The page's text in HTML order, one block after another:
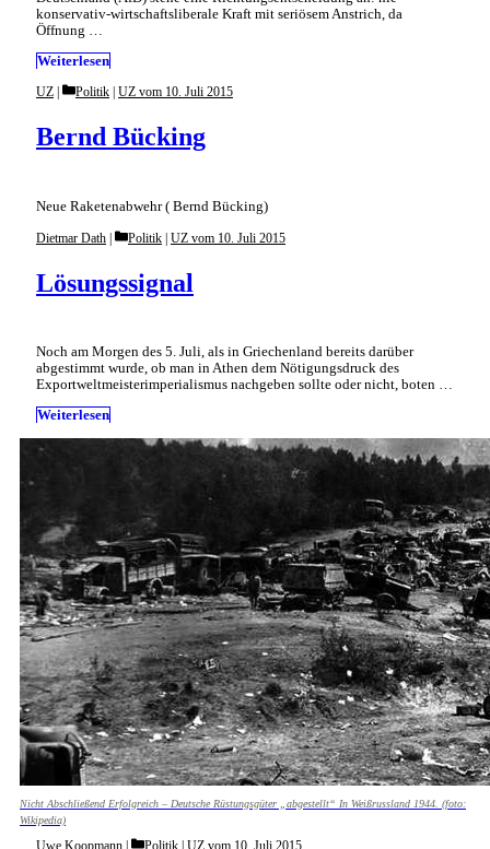
konservativ-wirtschaftsliberale Kraft mit seriösem Anstrich, da
Öffnung …
Weiterlesen
Bernd Bücking
UZ Categories
Politik UZ vom 10. Juli 2015
Neue Raketenabwehr ( Bernd Bücking)
Lösungssignal
Dietmar Dath Categories
Politik | UZ vom 10. Juli 2015
Noch am Morgen des 5. Juli, als in Griechenland bereits darüber
abgestimmt wurde, ob man in Athen dem Nötigungsdruck des
Exportweltmeisterimperialismus nachgeben sollte oder nicht, boten …
Weiterlesen
Nicht Abschließend Erfolgreich – Deutsche Rüstungsgüter „abgestellt“ In Weißrussland 1944. (foto:
Wikipedia)
Uwe Koopmann Categories
Politik UZ vom 10. Juli 2015